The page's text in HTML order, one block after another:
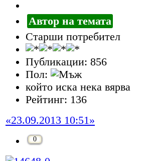
Автор на темата
Старши потребител
Публикации: 856
Пол:
който иска нека вярва
Рейтинг: 136
«23.09.2013 10:51»
0